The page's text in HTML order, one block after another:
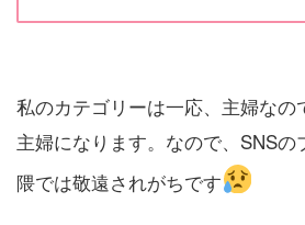
私のカテゴリーは一応、主婦な
主婦になります。なので、SNSの
隈では敬遠されがちです